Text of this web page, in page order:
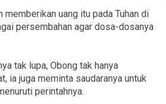
memberikan uang itu pada Tuhan di
persembahan agar dosa-dosanya
tak lupa, Obong tak hanya
ia juga meminta saudaranya untuk
perintahnya.